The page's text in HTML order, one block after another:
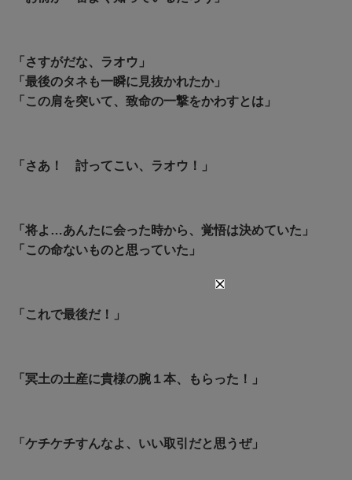
「さすがだな、ラオウ」
「最後のタネも一瞬に見抜かれたか」
「この肩を突いて、致命の一撃をかわすとは」
「さあ！ 討ってこい、ラオウ！」
「将よ…あんたに会った時から、覚悟は決めていた」
「この命ないものと思っていた」
「これで最後だ！」
「冥土の土産に貴様の腕１本、もらった！」
「ケチケチすんなよ、いい取引だと思うぜ」